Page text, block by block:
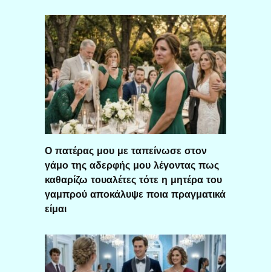
Ο πατέρας μου με ταπείνωσε στον
γάμο της αδερφής μου λέγοντας πως
καθαρίζω τουαλέτες τότε η μητέρα του
γαμπρού αποκάλυψε ποια πραγματικά
είμαι